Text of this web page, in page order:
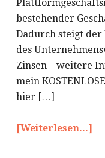
bestehender
Dadurch steigt
des
Zinsen – weitere
mein
hier […]
[Weiterlesen...]